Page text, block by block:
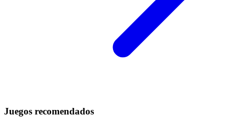
Juegos recomendados